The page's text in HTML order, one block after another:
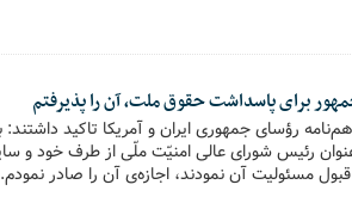
برای پاسداشت حقوق ملت، آن را پذیرفتم
رؤسای جمهوری ایران و آمریکا تاکید داشتند:
رئیس شورای عالی امنیّت ملّی از طرف خود و
مسئولیت آن نمودند، اجازه‌ی آن را صادر نمودم‌.